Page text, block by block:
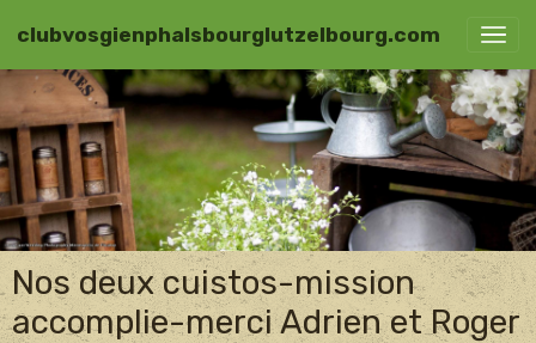
clubvosgienphalsbourglutzelbourg.com
Nos deux cuistos-mission
accomplie-merci Adrien et Roger